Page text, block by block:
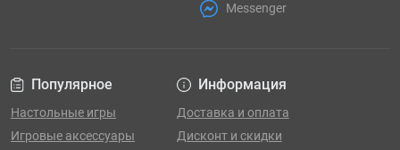
Популярное
Настольные игры
Игровые аксессуары
Информация
Доставка и оплата
Дисконт и скидки
Messenger